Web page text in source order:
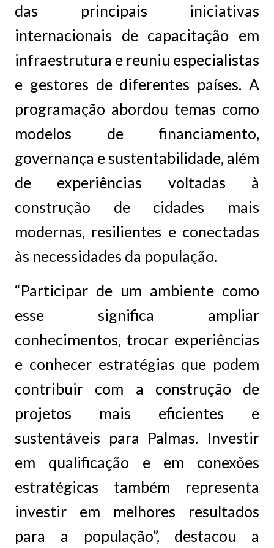
das principais iniciativas
internacionais de capacitação em
infraestrutura e reuniu especialistas
e gestores de diferentes países. A
programação abordou temas como
modelos de financiamento,
governança e sustentabilidade, além
de experiências voltadas à
construção de cidades mais
modernas, resilientes e conectadas
às necessidades da população.
“Participar de um ambiente como
esse significa ampliar
conhecimentos, trocar experiências
e conhecer estratégias que podem
contribuir com a construção de
projetos mais eficientes e
sustentáveis para Palmas. Investir
em qualificação e em conexões
estratégicas também representa
investir em melhores resultados
para a população”, destacou a